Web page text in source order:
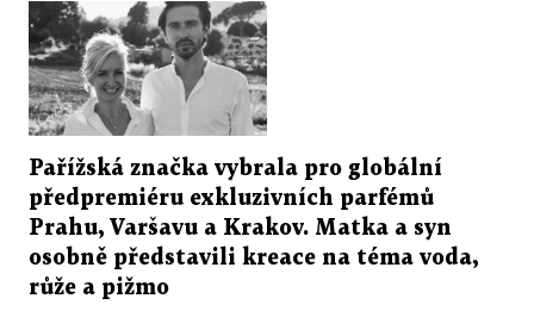
Pařížská značka vybrala pro globální
předpremiéru exkluzivních parfémů
Prahu, Varšavu a Krakov. Matka a syn
osobně představili kreace na téma voda,
růže a pižmo